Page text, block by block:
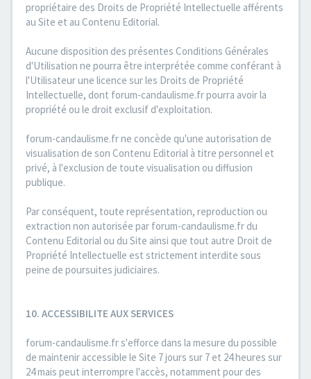
propriétaire des Droits de Propriété Intellectuelle afférents
au Site et au Contenu Editorial.
Aucune disposition des présentes Conditions Générales
d'Utilisation ne pourra être interprétée comme conférant à
l'Utilisateur une licence sur les Droits de Propriété
Intellectuelle, dont forum-candaulisme.fr pourra avoir la
propriété ou le droit exclusif d'exploitation.
forum-candaulisme.fr ne concède qu'une autorisation de
visualisation de son Contenu Editorial à titre personnel et
privé, à l'exclusion de toute visualisation ou diffusion
publique.
Par conséquent, toute représentation, reproduction ou
extraction non autorisée par forum-candaulisme.fr du
Contenu Editorial ou du Site ainsi que tout autre Droit de
Propriété Intellectuelle est strictement interdite sous
peine de poursuites judiciaires.
10. ACCESSIBILITE AUX SERVICES
forum-candaulisme.fr s'efforce dans la mesure du possible
de maintenir accessible le Site 7 jours sur 7 et 24 heures sur
24 mais peut interrompre l'accès, notamment pour des